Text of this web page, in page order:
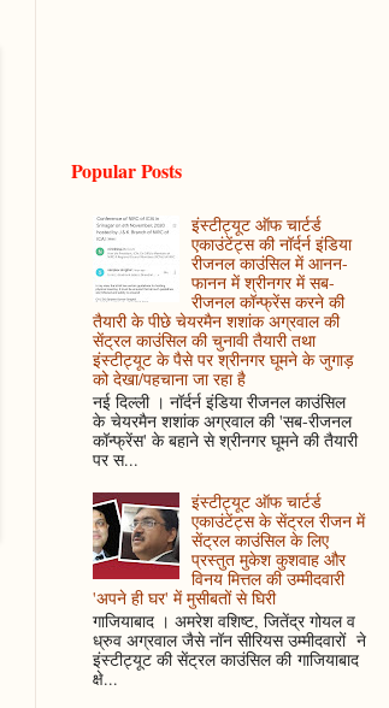
Popular Posts
इंस्टीट्यूट ऑफ चार्टर्ड
एकाउंटेंट्स की नॉर्दर्न इंडिया
रीजनल काउंसिल में आनन-
फानन में श्रीनगर में सब-
रीजनल कॉन्फ्रेंस करने की
तैयारी के पीछे चेयरमैन शशांक अग्रवाल की
सेंट्रल काउंसिल की चुनावी तैयारी तथा
इंस्टीट्यूट के पैसे पर श्रीनगर घूमने के जुगाड़
को देखा/पहचाना जा रहा है
नई दिल्ली । नॉर्दर्न इंडिया रीजनल काउंसिल
के चेयरमैन शशांक अग्रवाल की 'सब-रीजनल
कॉन्फ्रेंस' के बहाने से श्रीनगर घूमने की तैयारी
पर स...
इंस्टीट्यूट ऑफ चार्टर्ड
एकाउंटेंट्स के सेंट्रल रीजन में
सेंट्रल काउंसिल के लिए
प्रस्तुत मुकेश कुशवाह और
विनय मित्तल की उम्मीदवारी
'अपने ही घर' में मुसीबतों से घिरी
गाजियाबाद । अमरेश वशिष्ट, जितेंद्र गोयल व
ध्रुव अग्रवाल जैसे नॉन सीरियस उम्मीदवारों ने
इंस्टीट्यूट की सेंट्रल काउंसिल की गाजियाबाद
क्षे...